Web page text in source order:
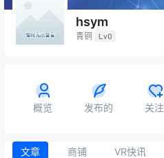
hsym
青铜 Lv0
概览 发布的 关注
文章 商铺 VR快讯